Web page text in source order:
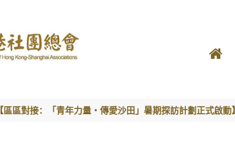
【區區對接：「青年力量‧傳愛沙田」暑期探訪計劃正式啟動】